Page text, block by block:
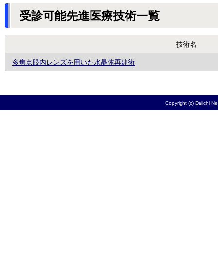
受診可能先進医療技術一覧
技術名
多焦点眼内レンズを用いた水晶体再建術
Copyright (c) Daiichi